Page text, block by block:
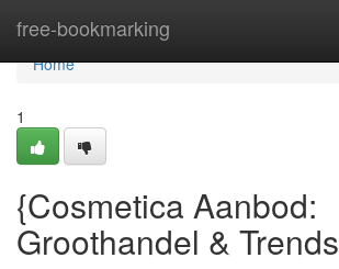
free-bookmarking
Home
Home
1
{Cosmetica Aanbod:
Groothandel & Trends